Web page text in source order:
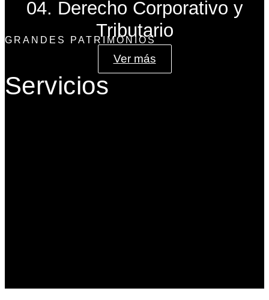
04. Derecho Corporativo y
Tributario
Ver más
GRANDES PATRIMONIOS
Servicios